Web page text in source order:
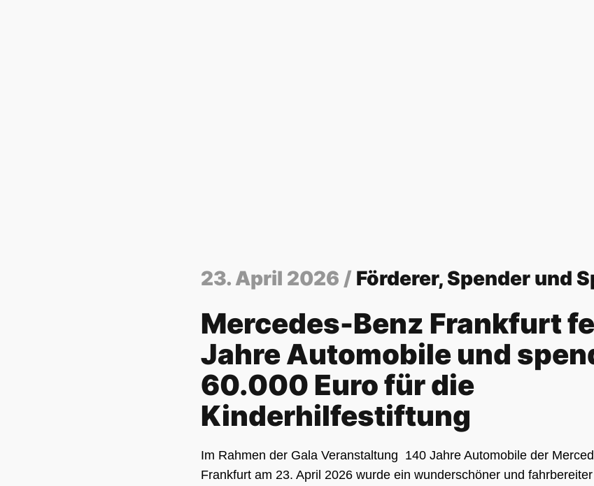
23. April 2026 / Förderer, Spender und
Mercedes-Benz Frankfurt
Jahre Automobile und
60.000 Euro für die
Kinderhilfestiftung
Im Rahmen der Gala Veranstaltung 140 Jahre Automobile der
Frankfurt am 23. April 2026 wurde ein wunderschöner und